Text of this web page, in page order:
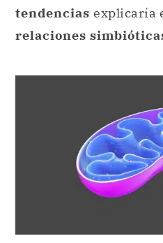
tendencias explicaría
relaciones